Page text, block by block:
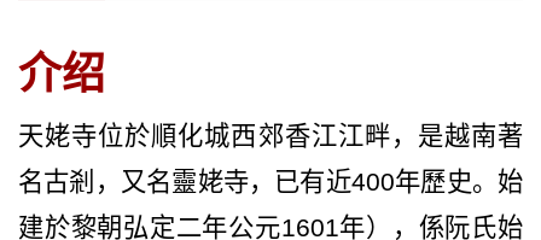
在
南
好
的
介绍
天姥寺位於順化城西郊香江江畔，是越南著
名古剎，又名靈姥寺，已有近400年歷史。始
建於黎朝弘定二年公元1601年）， 係阮氏始